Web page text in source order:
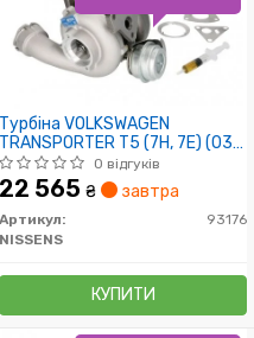
Турбіна VOLKSWAGEN
TRANSPORTER T5 (7H, 7E) (03-)
2.5 TDi (пр-во Nissens)
0 відгуків
22 565 ₴ завтра
Артикул:
93176
NISSENS
КУПИТИ